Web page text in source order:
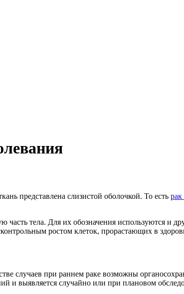
представлена слизистой оболочкой. То есть рак
тела. Для их обозначения используются и
ростом клеток, прорастающих в
случаев при раннем раке возможны
и выявляется случайно или при плановом